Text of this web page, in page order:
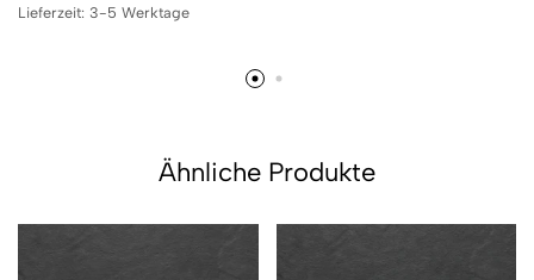
Lieferzeit: 3-5 Werktage
Ähnliche Produkte